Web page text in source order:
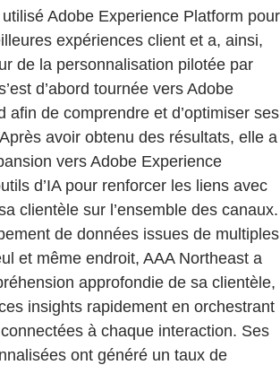
Adobe Experience Platform pour
expériences client et a, ainsi,
de la personnalisation pilotée par
d’abord tournée vers Adobe
afin de comprendre et d’optimiser ses
avoir obtenu des résultats, elle a
vers Adobe Experience
d’IA pour renforcer les liens avec
clientèle sur l’ensemble des canaux.
de données issues de multiples
et même endroit, AAA Northeast a
approfondie de sa clientèle,
insights rapidement en orchestrant
à chaque interaction. Ses
ont généré un taux de